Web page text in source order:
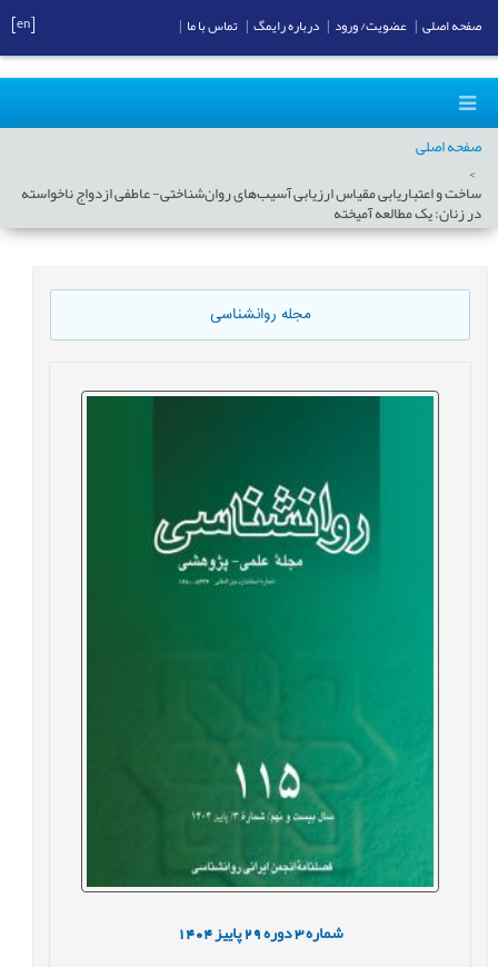
صفحه اصلی
ساخت و اعتباریابی مقیاس ارزیابی آسیب‌های روان‌شناختی- عاطفی ازدواج ناخواسته
در زنان: یک مطالعه آمیخته
مجله روانشناسی
شماره3 دوره29 پاییز1404
صفحه اصلی عضویت/ ورود درباره رایمگ تماس با ما